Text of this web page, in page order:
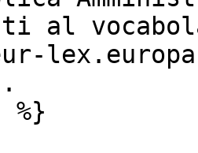
al
%}